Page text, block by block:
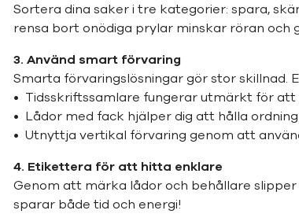
Sortera dina saker i tre kategorier: spara,
rensa bort onödiga prylar minskar röran och
3. Använd smart förvaring
Smarta förvaringslösningar gör stor skillnad.
• Tidsskriftssamlare fungerar utmärkt för
• Lådor med fack hjälper dig att hålla
• Utnyttja vertikal förvaring genom att
4. Etikettera för att hitta enklare
Genom att märka lådor och behållare
sparar både tid och energi!